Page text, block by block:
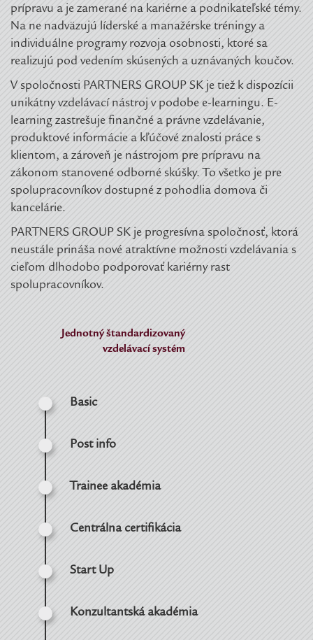
prípravu a je zamerané na kariérne a podnikateľské témy.
Na ne nadväzujú líderské a manažérske tréningy a
individuálne programy rozvoja osobnosti, ktoré sa
realizujú pod vedením skúsených a uznávaných koučov.
V spoločnosti PARTNERS GROUP SK je tiež k dispozícii
unikátny vzdelávací nástroj v podobe e-learningu. E-
learning zastrešuje finančné a právne vzdelávanie,
produktové informácie a kľúčové znalosti práce s
klientom, a zároveň je nástrojom pre prípravu na
zákonom stanovené odborné skúšky. To všetko je pre
spolupracovníkov dostupné z pohodlia domova či
kancelárie.
PARTNERS GROUP SK je progresívna spoločnosť, ktorá
neustále prináša nové atraktívne možnosti vzdelávania s
cieľom dlhodobo podporovať kariérny rast
spolupracovníkov.
Jednotný štandardizovaný
vzdelávací systém
Basic
Post info
Trainee akadémia
Centrálna certifikácia
Start Up
Konzultantská akadémia